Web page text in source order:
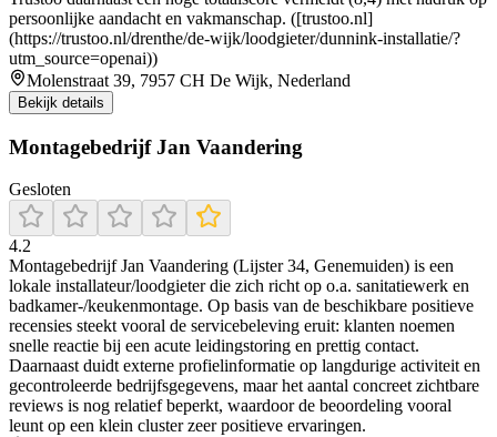
persoonlijke aandacht en vakmanschap. ([trustoo.nl]
(https://trustoo.nl/drenthe/de-wijk/loodgieter/dunnink-installatie/?
utm_source=openai))
Molenstraat 39, 7957 CH De Wijk, Nederland
Bekijk details
Montagebedrijf Jan Vaandering
Gesloten
4.2
Montagebedrijf Jan Vaandering (Lijster 34, Genemuiden) is een
lokale installateur/loodgieter die zich richt op o.a. sanitatiewerk en
badkamer-/keukenmontage. Op basis van de beschikbare positieve
recensies steekt vooral de servicebeleving eruit: klanten noemen
snelle reactie bij een acute leidingstoring en prettig contact.
Daarnaast duidt externe profielinformatie op langdurige activiteit en
gecontroleerde bedrijfsgegevens, maar het aantal concreet zichtbare
reviews is nog relatief beperkt, waardoor de beoordeling vooral
leunt op een klein cluster zeer positieve ervaringen.